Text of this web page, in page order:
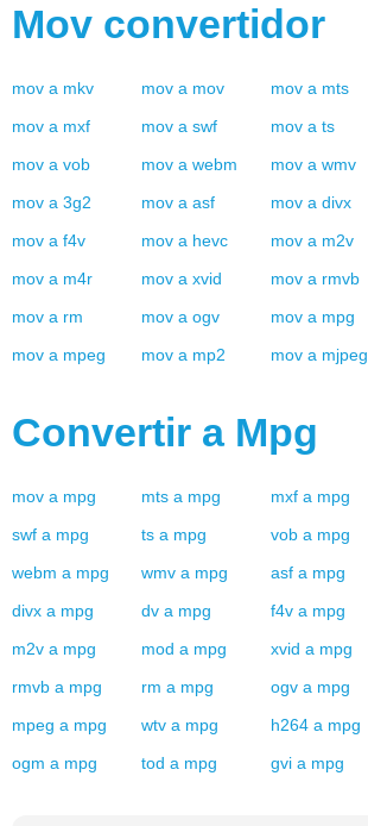
Mov convertidor
mov a mkv mov a mov mov a mts
mov a mxf mov a swf mov a ts
mov a vob mov a webm mov a wmv
mov a 3g2 mov a asf mov a divx
mov a f4v mov a hevc mov a m2v
mov a m4r mov a xvid mov a rmvb
mov a rm mov a ogv mov a mpg
mov a mpeg mov a mp2 mov a mjpeg
Convertir a Mpg
mov a mpg mts a mpg mxf a mpg
swf a mpg ts a mpg vob a mpg
webm a mpg wmv a mpg asf a mpg
divx a mpg dv a mpg f4v a mpg
m2v a mpg mod a mpg xvid a mpg
rmvb a mpg rm a mpg ogv a mpg
mpeg a mpg wtv a mpg h264 a mpg
ogm a mpg tod a mpg gvi a mpg